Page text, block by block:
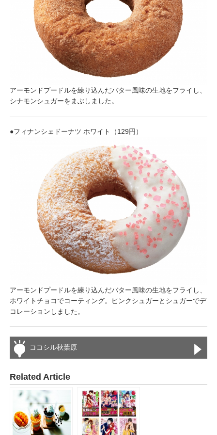
アーモンドプードルを練り込んだバター風味の生地をフライし、
シナモンシュガーをまぶしました。
●フィナンシェドーナツ ホワイト（129円）
アーモンドプードルを練り込んだバター風味の生地をフライし、
ホワイトチョコでコーティング。ピンクシュガーとシュガーでデ
コレーションしました。
ココシル秋葉原
Related Article